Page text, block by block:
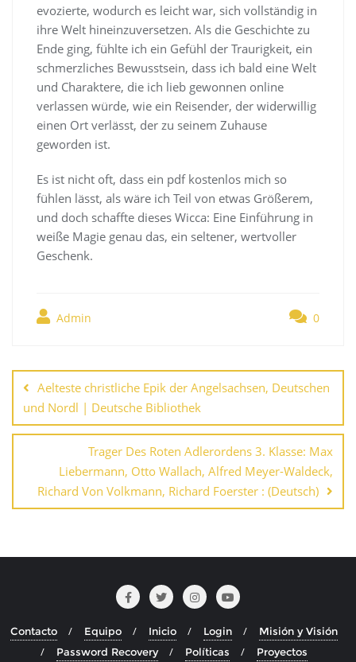
evozierte, wodurch es leicht war, sich vollständig in
ihre Welt hineinzuversetzen. Als die Geschichte zu
Ende ging, fühlte ich ein Gefühl der Traurigkeit, ein
schmerzliches Bewusstsein, dass ich bald eine Welt
und Charaktere, die ich lieb gewonnen online
verlassen würde, wie ein Reisender, der widerwillig
einen Ort verlässt, der zu seinem Zuhause
geworden ist.
Es ist nicht oft, dass ein pdf kostenlos mich so
fühlen lässt, als wäre ich Teil von etwas Größerem,
und doch schaffte dieses Wicca: Eine Einführung in
weiße Magie genau das, ein seltener, wertvoller
Geschenk.
Admin 0
de
entradas
Aelteste christliche Epik der Angelsachsen, Deutschen
und Nordl | Deutsche Bibliothek
Trager Des Roten Adlerordens 3. Klasse: Max
Liebermann, Otto Wallach, Alfred Meyer-Waldeck,
Richard Von Volkmann, Richard Foerster : (Deutsch)
Contacto Equipo Inicio Login
Misión y Visión
Password Recovery
Políticas Proyectos